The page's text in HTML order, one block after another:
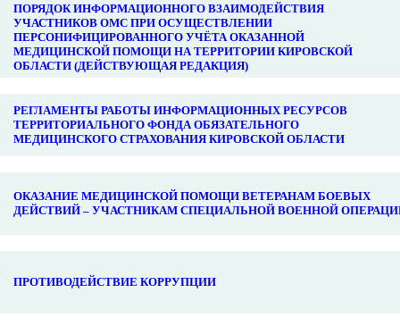
ПОРЯДОК ИНФОРМАЦИОННОГО ВЗАИМОДЕЙСТВИЯ
УЧАСТНИКОВ ОМС ПРИ ОСУЩЕСТВЛЕНИИ
ПЕРСОНИФИЦИРОВАННОГО УЧЁТА ОКАЗАННОЙ
МЕДИЦИНСКОЙ ПОМОЩИ НА ТЕРРИТОРИИ КИРОВСКОЙ
ОБЛАСТИ (ДЕЙСТВУЮЩАЯ РЕДАКЦИЯ)
РЕГЛАМЕНТЫ РАБОТЫ ИНФОРМАЦИОННЫХ РЕСУРСОВ
ТЕРРИТОРИАЛЬНОГО ФОНДА ОБЯЗАТЕЛЬНОГО
МЕДИЦИНСКОГО СТРАХОВАНИЯ КИРОВСКОЙ ОБЛАСТИ
ОКАЗАНИЕ МЕДИЦИНСКОЙ ПОМОЩИ ВЕТЕРАНАМ БОЕВЫХ
ДЕЙСТВИЙ – УЧАСТНИКАМ СПЕЦИАЛЬНОЙ ВОЕННОЙ
ПРОТИВОДЕЙСТВИЕ КОРРУПЦИИ